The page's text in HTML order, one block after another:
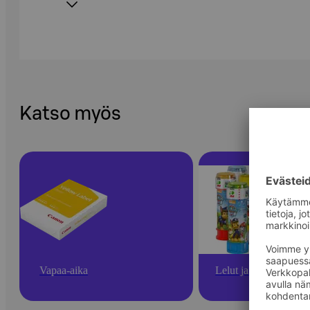
Katso myös
Vapaa-aika Lelut ja pelit